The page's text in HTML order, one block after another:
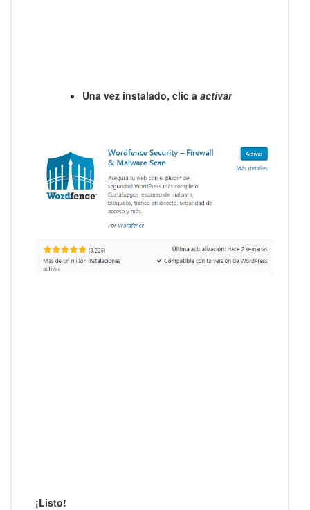
Una vez instalado, clic a activar
¡Listo!